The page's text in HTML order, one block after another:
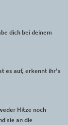
dich bei deinem
es auf, erkennt ihr's
Hitze noch
sie an die